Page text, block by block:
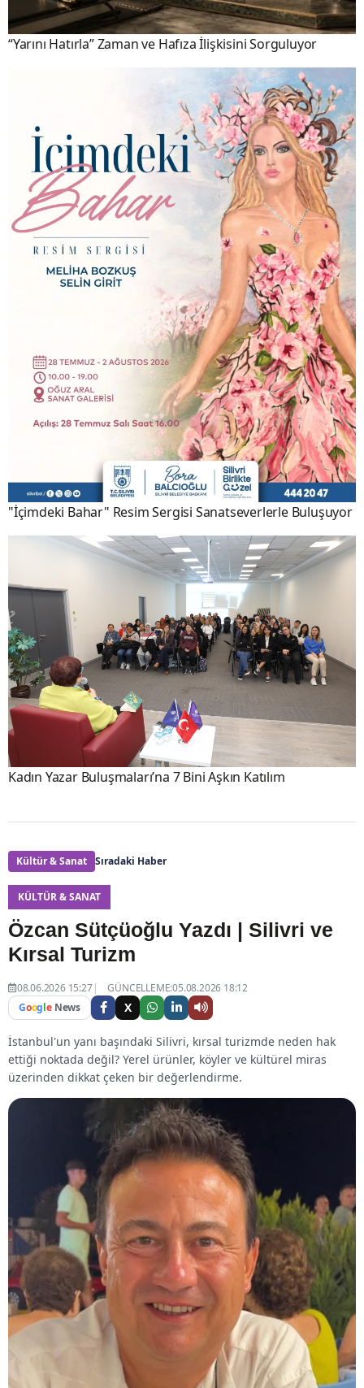
“Yarını Hatırla” Zaman ve Hafıza İlişkisini Sorguluyor
"İçimdeki Bahar" Resim Sergisi Sanatseverlerle Buluşuyor
Kadın Yazar Buluşmaları’na 7 Bini Aşkın Katılım
Kültür & Sanat Sıradaki Haber
KÜLTÜR & SANAT
Özcan Sütçüoğlu Yazdı | Silivri ve
Kırsal Turizm
08.06.2026 15:27
GÜNCELLEME:05.08.2026 18:12
Google News X
İstanbul'un yanı başındaki Silivri, kırsal turizmde neden hak
ettiği noktada değil? Yerel ürünler, köyler ve kültürel miras
üzerinden dikkat çeken bir değerlendirme.